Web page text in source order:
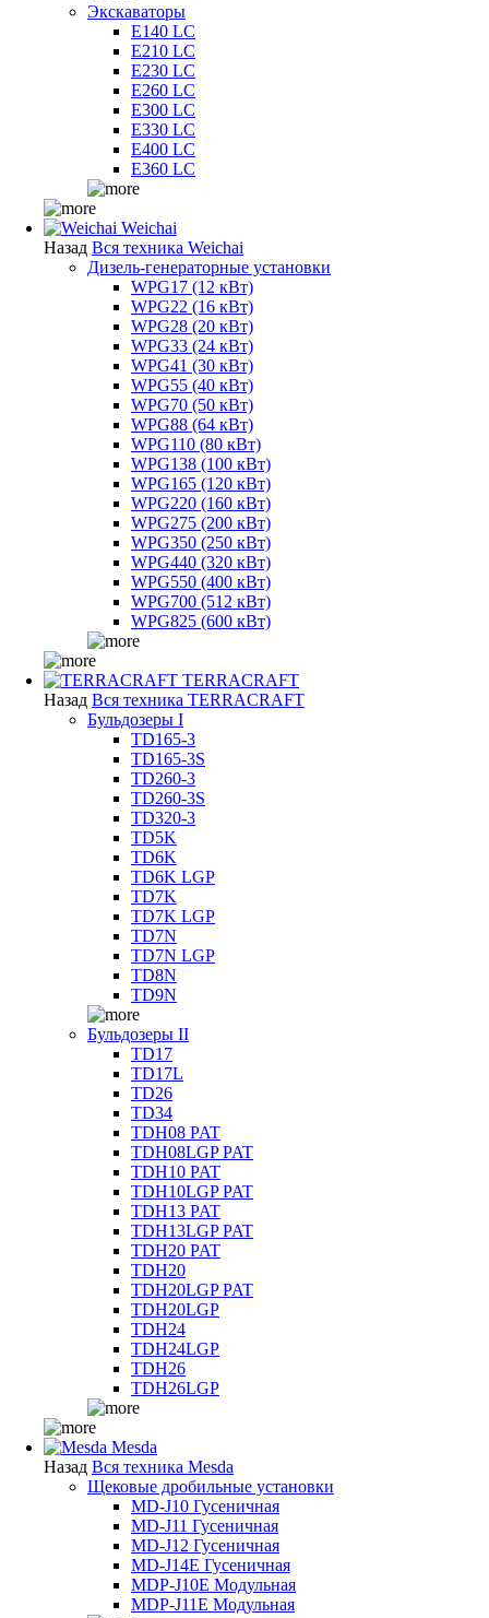
Экскаваторы
E140 LC
E210 LC
E230 LC
E260 LC
E300 LC
E330 LC
E400 LC
E360 LC
Weichai
Назад Вся техника Weichai
Дизель-генераторные установки
WPG17 (12 кВт)
WPG22 (16 кВт)
WPG28 (20 кВт)
WPG33 (24 кВт)
WPG41 (30 кВт)
WPG55 (40 кВт)
WPG70 (50 кВт)
WPG88 (64 кВт)
WPG110 (80 кВт)
WPG138 (100 кВт)
WPG165 (120 кВт)
WPG220 (160 кВт)
WPG275 (200 кВт)
WPG350 (250 кВт)
WPG440 (320 кВт)
WPG550 (400 кВт)
WPG700 (512 кВт)
WPG825 (600 кВт)
TERRACRAFT
Назад Вся техника TERRACRAFT
Бульдозеры I
TD165-3
TD165-3S
TD260-3
TD260-3S
TD320-3
TD5K
TD6K
TD6K LGP
TD7K
TD7K LGP
TD7N
TD7N LGP
TD8N
TD9N
Бульдозеры II
TD17
TD17L
TD26
TD34
TDH08 PAT
TDH08LGP PAT
TDH10 PAT
TDH10LGP PAT
TDH13 PAT
TDH13LGP PAT
TDH20 PAT
TDH20
TDH20LGP PAT
TDH20LGP
TDH24
TDH24LGP
TDH26
TDH26LGP
Mesda
Назад Вся техника Mesda
Щековые дробильные установки
MD-J10 Гусеничная
MD-J11 Гусеничная
MD-J12 Гусеничная
MD-J14E Гусеничная
MDP-J10E Модульная
MDP-J11E Модульная